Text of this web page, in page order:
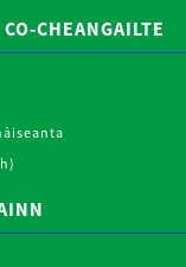
CHEANGAILTE